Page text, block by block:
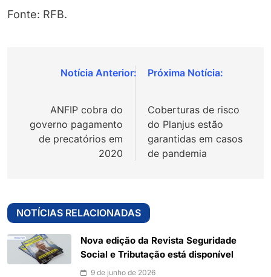
Fonte: RFB.
Navegação
Post
ANFIP cobra do
governo pagamento
de precatórios em
2020
Coberturas de risco
do Planjus estão
garantidas em casos
de pandemia
NOTÍCIAS RELACIONADAS
Nova edição da Revista Seguridade
Social e Tributação está disponível
9 de junho de 2026